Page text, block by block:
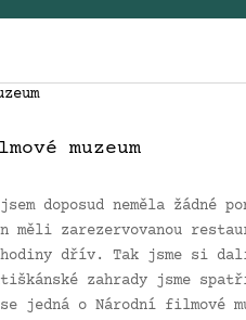
muzeum
doposud neměla žádné
měli zarezervovanou
dřív. Tak jsme si
zahrady jsme
jedná o Národní filmové